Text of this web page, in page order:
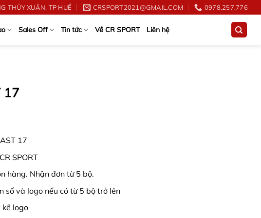
THỦY XUÂN, TP HUẾ CRSPORT2021@GMAIL.COM 0978.257.776
Sales Off Tin tức Về CR SPORT Liên hệ
17
17
SPORT
hàng. Nhận đơn từ 5 bộ.
số và logo nếu có từ 5 bộ trở lên
logo